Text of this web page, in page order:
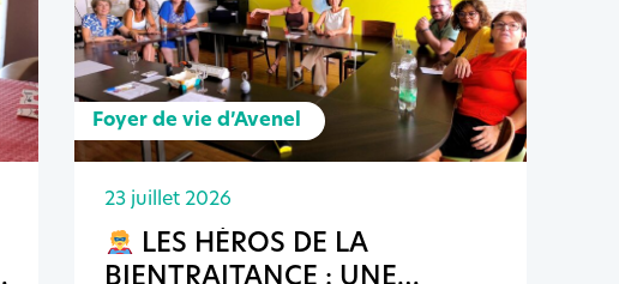
Foyer de vie d’Avenel
23 juillet 2026
LES HÉROS DE LA
BIENTRAITANCE : UNE